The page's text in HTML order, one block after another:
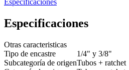
Especificaciones
Especificaciones
Otras caracteristicas
Tipo de encastre
1/4" y 3/8"
Subcategoría de origenTubos + ratchet